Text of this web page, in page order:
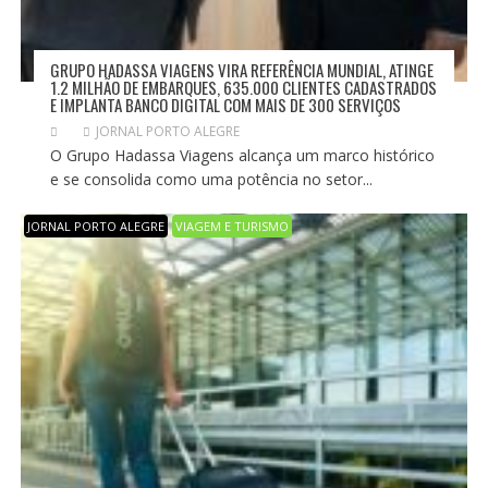
GRUPO HADASSA VIAGENS VIRA REFERÊNCIA MUNDIAL, ATINGE
1.2 MILHÃO DE EMBARQUES, 635.000 CLIENTES CADASTRADOS
E IMPLANTA BANCO DIGITAL COM MAIS DE 300 SERVIÇOS
JORNAL PORTO ALEGRE
O Grupo Hadassa Viagens alcança um marco histórico
e se consolida como uma potência no setor...
JORNAL PORTO ALEGRE VIAGEM E TURISMO